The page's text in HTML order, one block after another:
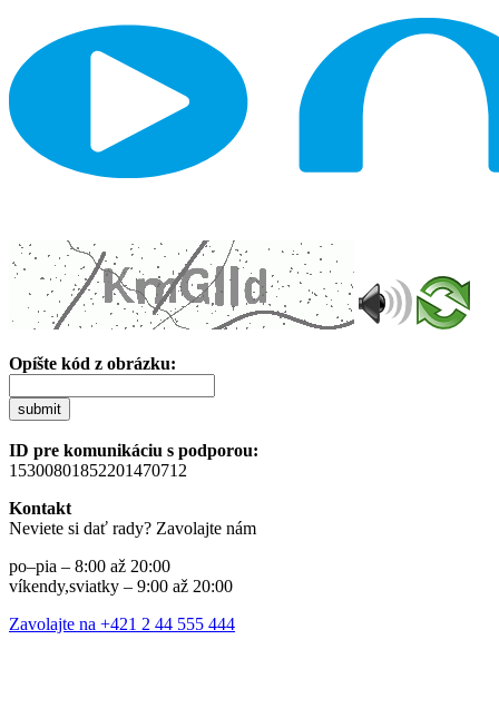
Opíšte kód z obrázku:
submit
ID pre komunikáciu s podporou:
15300801852201470712
Kontakt
Neviete si dať rady? Zavolajte nám
po–pia – 8:00 až 20:00
víkendy,sviatky – 9:00 až 20:00
Zavolajte na +421 2 44 555 444